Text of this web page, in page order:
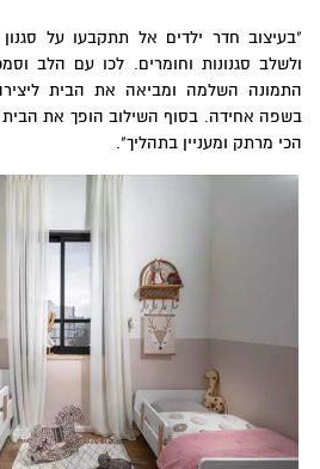
"בעיצוב חדר ילדים אל תתקבעו על
ולשלב סגנונות וחומרים. לכו עם הלב
התמונה השלמה ומביאה את הבית ליצירה
בשפה אחידה. בסוף השילוב הופך את
הכי מרתק ומעניין בתהליך".